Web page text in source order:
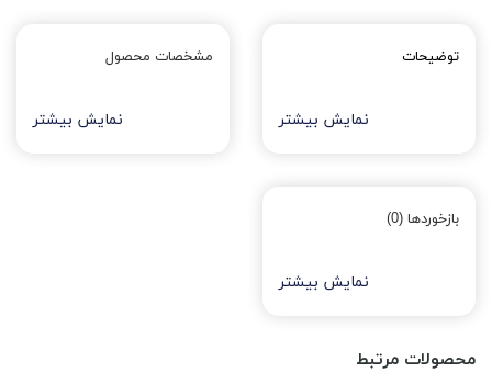
توضیحات
نمایش بیشتر
مشخصات محصول
نمایش بیشتر
بازخوردها (0)
نمایش بیشتر
محصولات مرتبط